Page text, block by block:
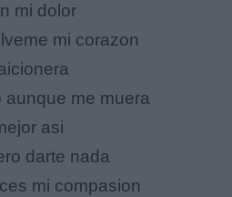
mi dolor
mi corazon
aunque me muera
asi
darte nada
mi compasion